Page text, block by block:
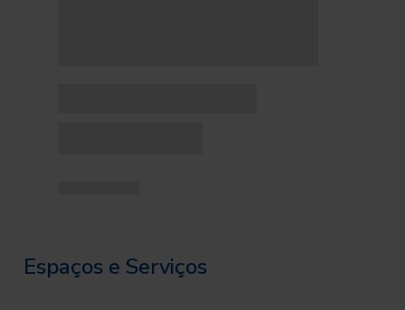
Espaços e Serviços